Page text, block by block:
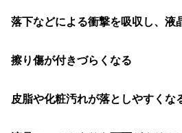
落下などによる衝撃を吸収し、液
擦り傷が付きづらくなる
皮脂や化粧汚れが落としやすくな